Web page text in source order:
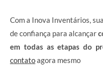
Com a Inova Inventários,
de confiança para alcançar
em todas as etapas do
contatoagora mesmo